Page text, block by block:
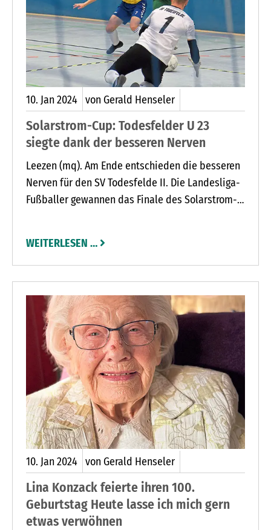
10. Jan2024 von Gerald Henseler
Solarstrom-Cup: Todesfelder U 23
siegte dank der besseren Nerven
Leezen (mq). Am Ende entschieden die besseren
Nerven für den SV Todesfelde II. Die Landesliga-
Fußballer gewannen das Finale des Solarstrom-
Spielzeit hatten beide Torhüter keinen Treffer
zugelassen. Dann aber war SVT-Keeper Lukas
Helmer hellwach und sicherte seinem Team mit
zwei gehaltenen Neunmetern den Titel.
WEITERLESEN …
10. Jan2024 von Gerald Henseler
Lina Konzack feierte ihren 100.
Geburtstag Heute lasse ich mich gern
etwas verwöhnen